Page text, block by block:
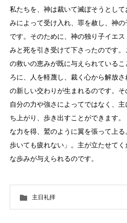
私たちを、神は裁いて滅ぼそうとし
みによって受け入れ、罪を赦し、神
です。そのために、神の独り子イエ
みと死を引き受けて下さったのです
の救いの恵みが既に与えられている
ろに、人を軽蔑し、裁く心から解放
の新しい交わりが生まれるのです。そ
自分の力や強さによってではなく、
ち上がり、歩き出すことができます
な力を得、鷲のように翼を張って上る
歩いても疲れない」。主が立たせて
な歩みが与えられるのです。
主日礼拝